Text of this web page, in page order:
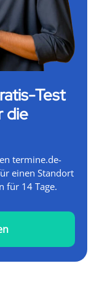
Test
die
termine.de-
einen Standort
für 14 Tage.